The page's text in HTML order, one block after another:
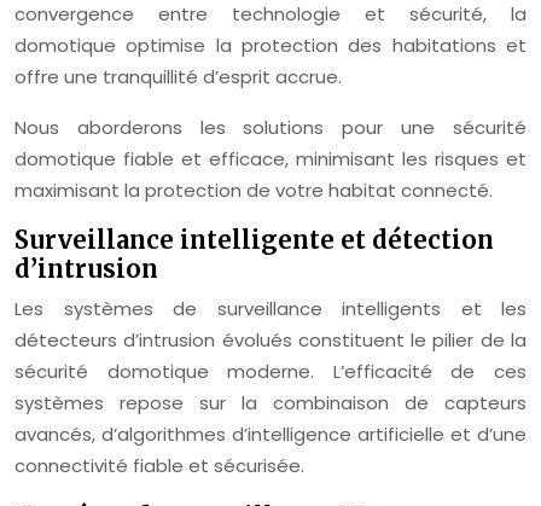
convergence entre technologie et sécurité, la
domotique optimise la protection des habitations et
offre une tranquillité d’esprit accrue.
Nous aborderons les solutions pour une sécurité
domotique fiable et efficace, minimisant les risques et
maximisant la protection de votre habitat connecté.
Surveillance intelligente et détection
d’intrusion
Les systèmes de surveillance intelligents et les
détecteurs d’intrusion évolués constituent le pilier de la
sécurité domotique moderne. L’efficacité de ces
systèmes repose sur la combinaison de capteurs
avancés, d’algorithmes d’intelligence artificielle et d’une
connectivité fiable et sécurisée.